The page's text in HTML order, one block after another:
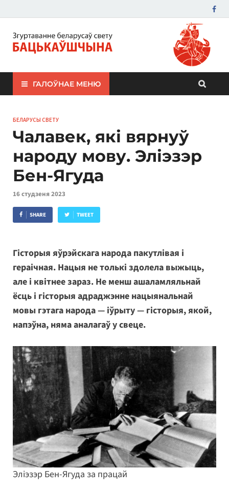
ЗБС "Бацькаўшчына"
ГАЛОЎНАЕ МЕНЮ
БЕЛАРУСЫ СВЕТУ
Чалавек, які вярнуў
народу мову. Эліэзэр
Бен-Ягуда
16 студзеня 2023
SHARE TWEET
Гісторыя яўрэйскага народа пакутлівая і
гераічная. Нацыя не толькі здолела выжыць,
але і квітнее зараз. Не менш ашаламляльнай
ёсць і гісторыя адраджэнне нацыянальнай
мовы гэтага народа — іўрыту — гісторыя, якой,
напэўна, няма аналагаў у свеце.
Эліэзэр Бен-Ягуда за працай